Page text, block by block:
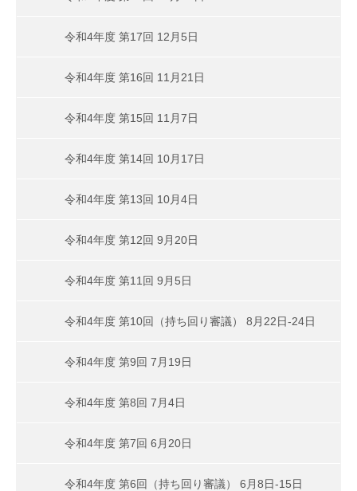
令和4年度 第17回 12月5日
令和4年度 第16回 11月21日
令和4年度 第15回 11月7日
令和4年度 第14回 10月17日
令和4年度 第13回 10月4日
令和4年度 第12回 9月20日
令和4年度 第11回 9月5日
令和4年度 第10回（持ち回り審議） 8月22日-24日
令和4年度 第9回 7月19日
令和4年度 第8回 7月4日
令和4年度 第7回 6月20日
令和4年度 第6回（持ち回り審議） 6月8日-15日